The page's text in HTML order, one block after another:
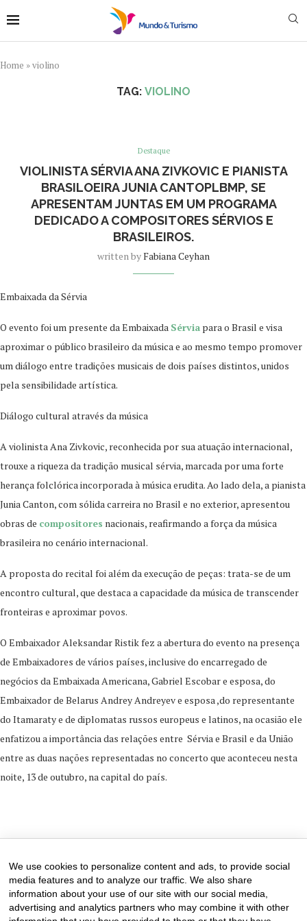
Home »violino
TAG: VIOLINO
Destaque
VIOLINISTA SÉRVIA ANA ZIVKOVIC E PIANISTA
BRASILOEIRA JUNIA CANTOPLBMP, SE
APRESENTAM JUNTAS EM UM PROGRAMA
DEDICADO A COMPOSITORES SÉRVIOS E
BRASILEIROS.
written byFabiana Ceyhan
Embaixada da Sérvia
O evento foi um presente da Embaixada Sérvia para o Brasil e visa
aproximar o público brasileiro da música e ao mesmo tempo promover
um diálogo entre tradições musicais de dois países distintos, unidos
pela sensibilidade artística.
Diálogo cultural através da música
A violinista Ana Zivkovic, reconhecida por sua atuação internacional,
trouxe a riqueza da tradição musical sérvia, marcada por uma forte
herança folclórica incorporada à música erudita. Ao lado dela, a pianista
Junia Canton, com sólida carreira no Brasil e no exterior, apresentou
obras de compositores nacionais, reafirmando a força da música
brasileira no cenário internacional.
A proposta do recital foi além da execução de peças: trata-se de um
encontro cultural, que destaca a capacidade da música de transcender
fronteiras e aproximar povos.
O Embaixador Aleksandar Ristik fez a abertura do evento na presença
de Embaixadores de vários países, inclusive do encarregado de
negócios da Embaixada Americana, Gabriel Escobar e esposa, do
Embaixador de Belarus Andrey Andreyev e esposa ,do representante
do Itamaraty e de diplomatas russos europeus e latinos, na ocasião ele
enfatizou a importância das relações entre Sérvia e Brasil e da União
entre as duas nações representadas no concerto que aconteceu nesta
noite, 13 de outubro, na capital do país.
We use cookies to personalize content and ads, to provide social
media features and to analyze our traffic. We also share
information about your use of our site with our social media,
advertising and analytics partners who may combine it with other